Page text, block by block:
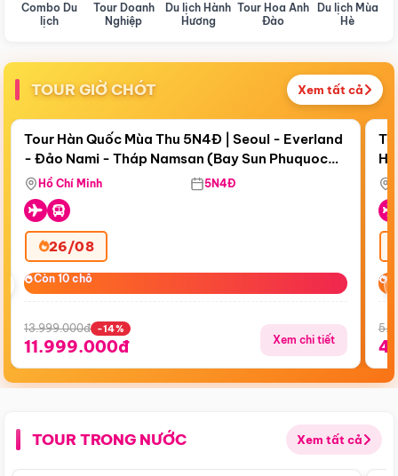
Combo Du
lịch
Tour Doanh
Nghiệp
Du lịch Hành
Hương
Tour Hoa Anh
Đào
Du lịch Mùa
Hè
TOUR GIỜ CHÓT Xem tất cả
Còn18 ngày 13:15:27
Bay Sun Phuquoc Airways
Điểm nổi bật
Tour Hàn Quốc Mùa Thu 5N4Đ | Seoul - Everland
- Đảo Nami - Tháp Namsan (Bay Sun Phuquoc
Airways)
Hồ Chí Minh 5N4Đ
26/08
Còn 10 chỗ
Còn 10 chỗ
13.999.000đ -14%
11.999.000đ Xem chi tiết
TOUR TRONG NƯỚC Xem tất cả
Điểm nổi bật